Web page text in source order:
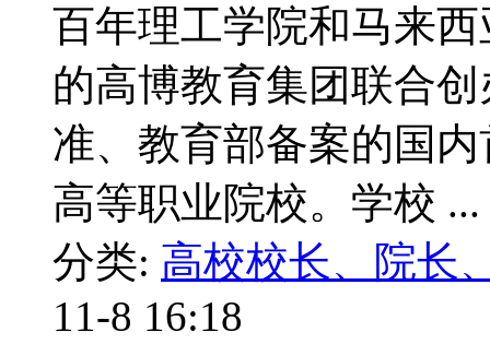
百年理工学院和马来
的高博教育集团联合
准、教育部备案的国
高等职业院校。学校 ...
分类: 高校校长、院长
11-8 16:18